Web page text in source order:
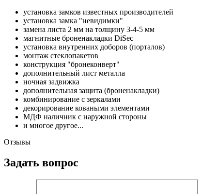
установка замков известных производителей
установка замка "невидимки"
замена листа 2 мм на толщину 3-4-5 мм
магнитные броненакладки DiSec
установка внутренних доборов (порталов)
монтаж стеклопакетов
конструкция "бронеконверт"
дополнительный лист металла
ночная задвижка
дополнительная защита (броненакладки)
комбинирование с зеркалами
декорирование коваными элементами
МДФ наличник с наружной стороны
и многое другое...
Отзывы
Задать вопрос